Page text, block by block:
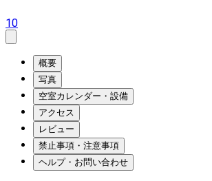
10
概要
写真
空室カレンダー・設備
アクセス
レビュー
禁止事項・注意事項
ヘルプ・お問い合わせ